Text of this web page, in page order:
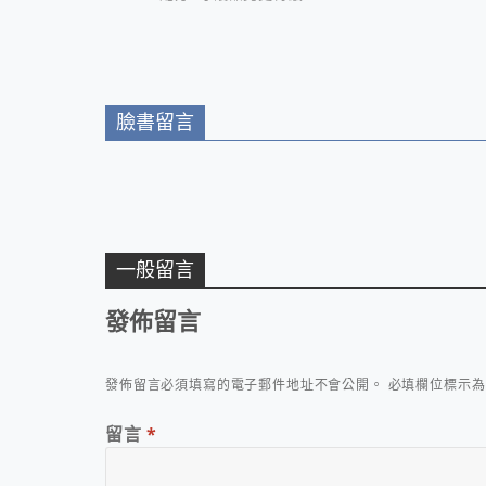
臉書留言
一般留言
發佈留言
發佈留言必須填寫的電子郵件地址不會公開。 必填欄位標示
留言 *